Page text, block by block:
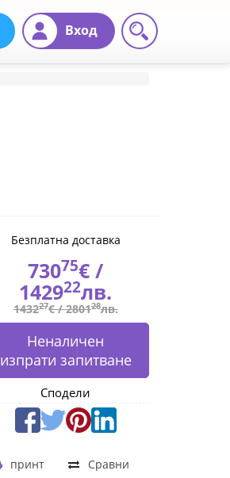
Вход
Безплатна доставка
73075€ /
142922лв.
143227€ /280128лв.
Неналичен
изпрати запитване
Сподели
Сравни
принт